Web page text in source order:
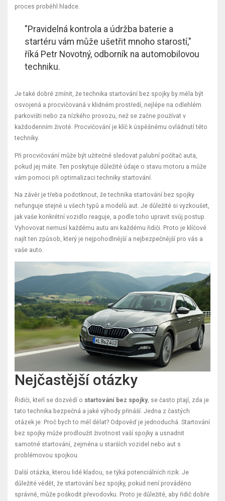
proces proběhl hladce.
"Pravidelná kontrola a údržba baterie a
startéru vám může ušetřit mnoho starostí,"
říká Petr Novotný, odborník na automobilovou
techniku.
Je také dobré zmínit, že technika startování bez spojky by měla být
osvojená a procvičovaná v klidném prostředí, nejlépe na odlehlém
parkovišti nebo za nízkého provozu, než se začne používat v
každodenním životě. Procvičování je klíč k úspěšnému ovládnutí této
techniky.
Při procvičování může být užitečné sledovat palubní počítač auta,
pokud jej máte. Ten poskytuje důležité údaje o stavu motoru a může
vám pomoci při optimalizaci techniky startování.
Na závěr je třeba podotknout, že technika startování bez spojky
nefunguje stejně u všech typů a modelů aut. Je důležité si vyzkoušet,
jak vaše konkrétní vozidlo reaguje, a podle toho upravit svůj postup.
Vyhovovat nemusí každému autu ani každému řidiči. Proto je klíčové
najít ten způsob, který je nejpohodlnější a nejbezpečnější pro vás a
vaše auto.
Nejčastější otázky
Řidiči, kteří se dozvědí o startování bez spojky, se často ptají, zda je
tato technika bezpečná a jaké výhody přináší. Jedna z častých
otázek je: Proč bych to měl dělat? Odpověď je jednoduchá. Startování
bez spojky může prodloužit životnost vaší spojky a usnadnit
samotné startování, zejména u starších vozidel nebo aut s
problémovou spojkou.
Další otázka, kterou lidé kladou, se týká potenciálních rizik. Je
důležité vědět, že startování bez spojky, pokud není prováděno
správně, může poškodit převodovku. Proto je důležité, aby řidič dobře